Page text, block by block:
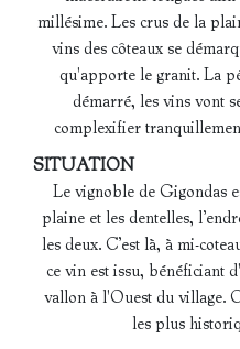
millésime. Les crus de la
vins des côteaux se
qu'apporte le granit. La
démarré, les vins vont
complexifier
SITUATION
Le vignoble de Gigondas
plaine et les dentelles,
les deux. C’est là, à mi-
ce vin est issu, bénéficiant
vallon à l'Ouest du village.
les plus